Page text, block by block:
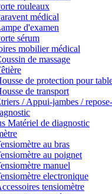
rouleaux
médical
d'examen
sérum
mobilier médical
de massage
de protection pour
de transport
/ Appui-jambes /
Matériel de diagnostic
au bras
au poignet
manuel
electronique
tensiomètre